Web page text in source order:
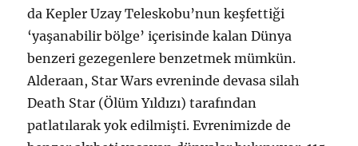
da Kepler Uzay Teleskobu’nun keşfettiği
‘yaşanabilir bölge’ içerisinde kalan Dünya
benzeri gezegenlere benzetmek mümkün.
Alderaan, Star Wars evreninde devasa silah
Death Star (Ölüm Yıldızı) tarafından
patlatılarak yok edilmişti. Evrenimizde de